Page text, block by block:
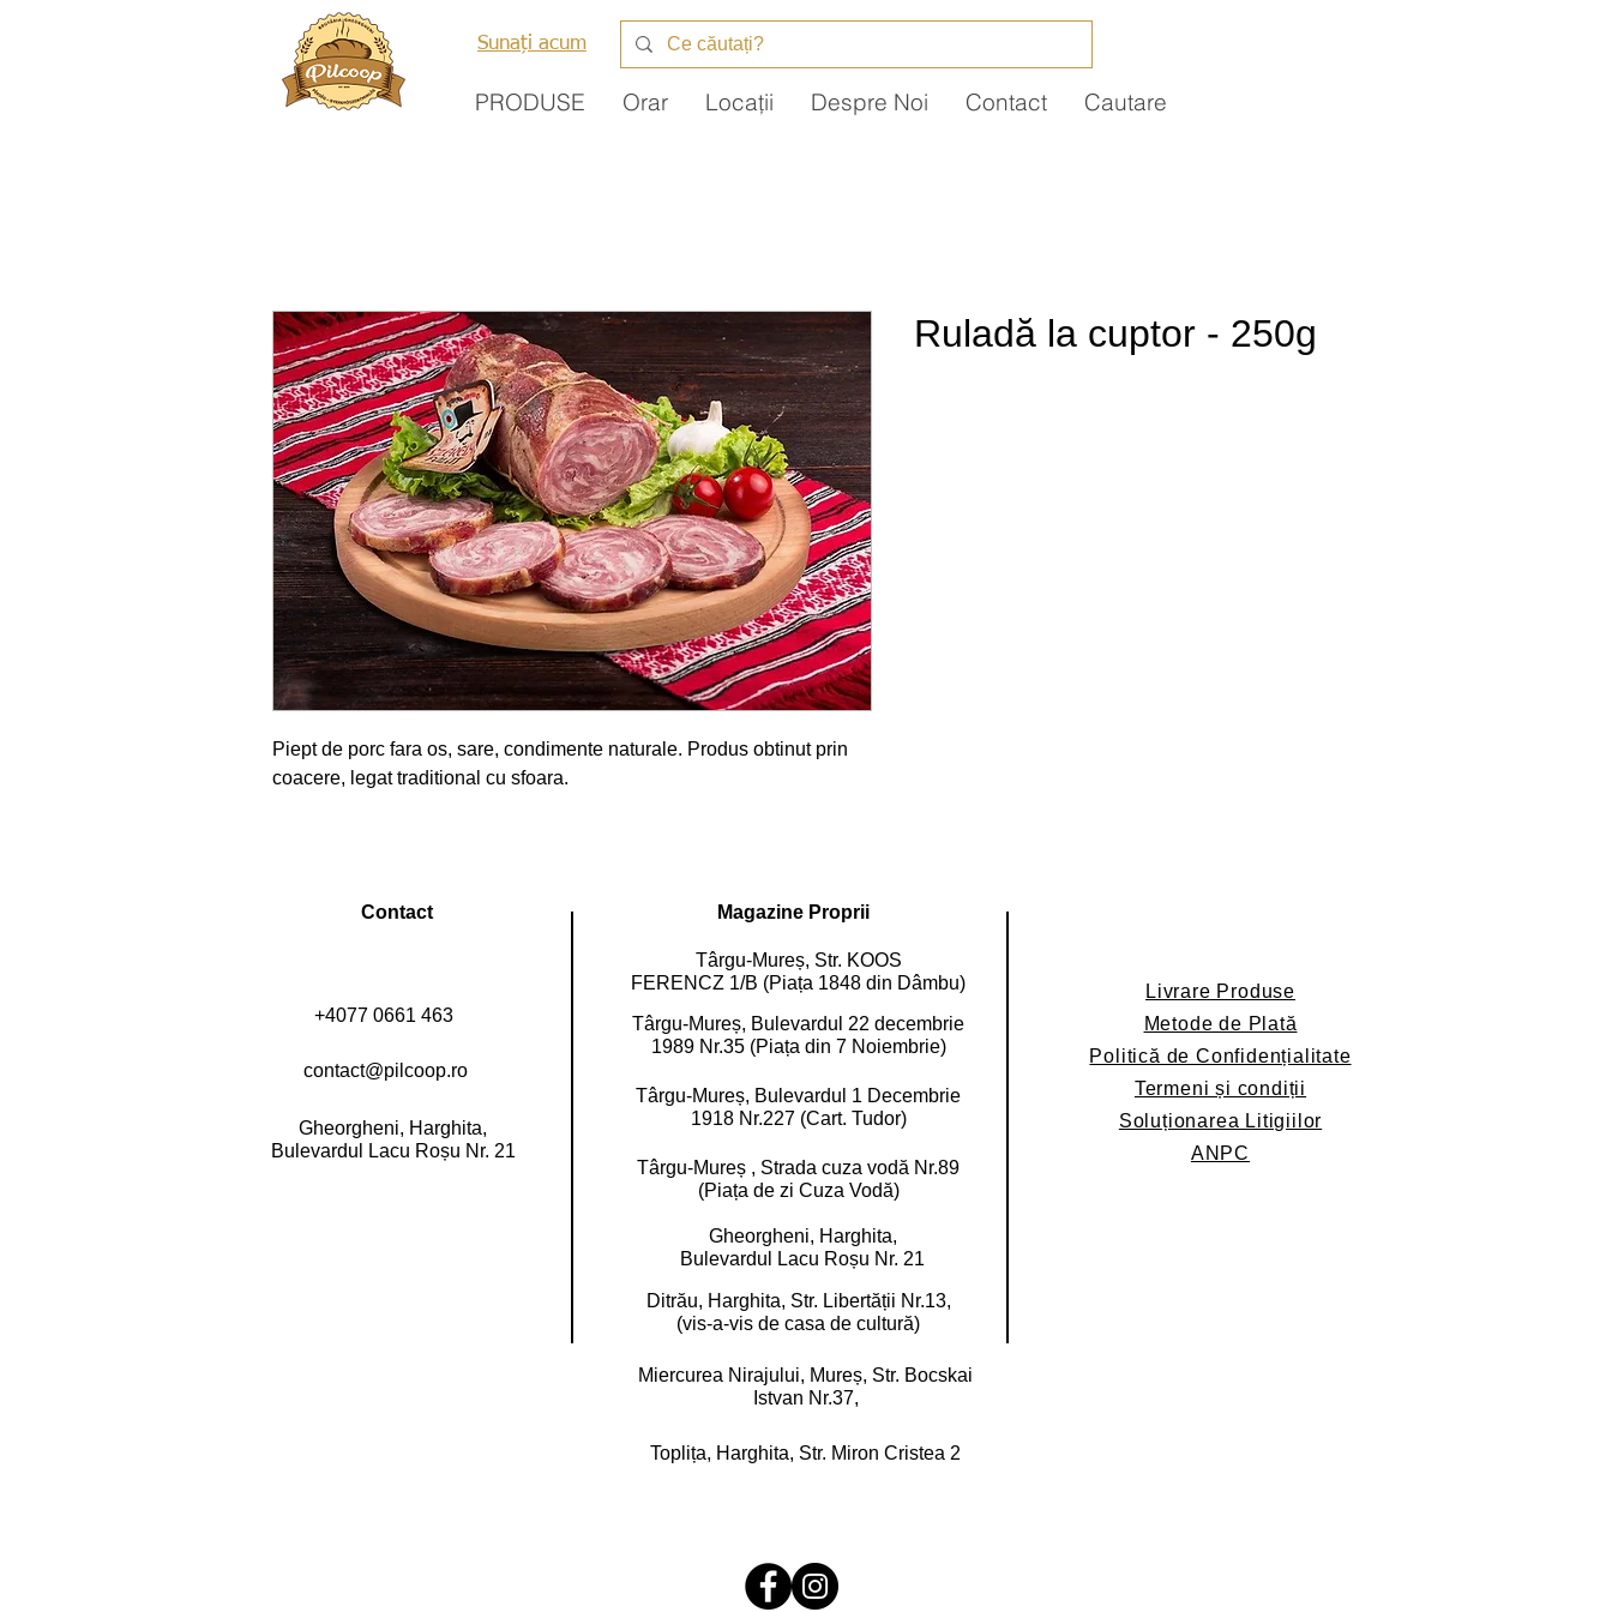
Sunați acum
PRODUSE Orar Locații Despre Noi Contact Cautare
Piept de porc fara os, sare, condimente naturale. Produs obtinut prin
coacere, legat traditional cu sfoara.
Ruladă la cuptor - 250g
Contact
+4077 0661 463
contact@pilcoop.ro
Gheorgheni, Harghita,
Bulevardul Lacu Roșu Nr. 21
Magazine Proprii
Târgu-Mureș, Str. KOOS
FERENCZ 1/B (Piața 1848 din Dâmbu)
Târgu-Mureș, Bulevardul 22 decembrie
1989 Nr.35 (Piața din 7 Noiembrie)
Târgu-Mureș, Bulevardul 1 Decembrie
1918 Nr.227 (Cart. Tudor)
Târgu-Mureș , Strada cuza vodă Nr.89
(Piața de zi Cuza Vodă)
Gheorgheni, Harghita,
Bulevardul Lacu Roșu Nr. 21
Ditrău, Harghita, Str. Libertății Nr.13,
(vis-a-vis de casa de cultură)
Livrare Produse
Metode de Plată
Politică de Confidențialitate
Termeni și condiții
Soluționarea Litigiilor
ANPC
Miercurea Nirajului, Mureș, Str. Bocskai
Istvan Nr.37,
Toplița, Harghita, Str. Miron Cristea 2